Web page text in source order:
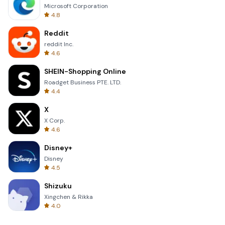
Microsoft Corporation
4.8
Reddit
reddit Inc.
4.6
SHEIN-Shopping Online
Roadget Business PTE. LTD.
4.4
X
X Corp.
4.6
Disney+
Disney
4.5
Shizuku
Xingchen & Rikka
4.0